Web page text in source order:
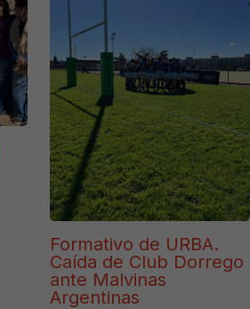
Formativo de URBA.
Caída de Club Dorrego
ante Malvinas
Argentinas